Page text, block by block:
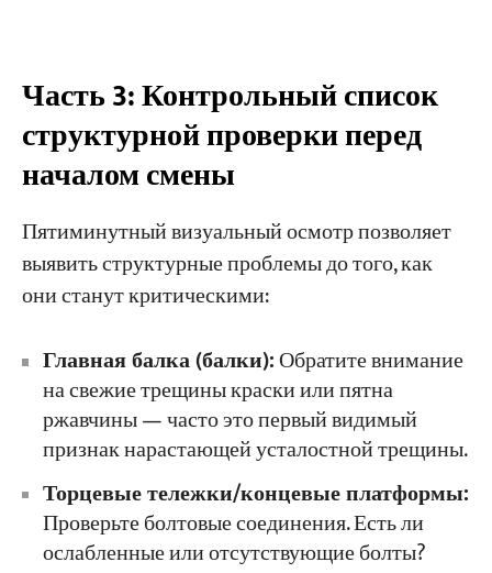
Часть 3: Контрольный список
структурной проверки перед
началом смены
Пятиминутный визуальный осмотр позволяет
выявить структурные проблемы до того, как
они станут критическими:
Главная балка (балки):Обратите внимание
на свежие трещины краски или пятна
ржавчины — часто это первый видимый
признак нарастающей усталостной трещины.
Торцевые тележки/концевые платформы:
Проверьте болтовые соединения. Есть ли
ослабленные или отсутствующие болты?